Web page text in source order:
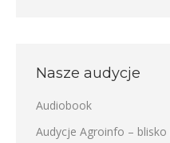
Nasze audycje
Audiobook
Audycje Agroinfo – blisko